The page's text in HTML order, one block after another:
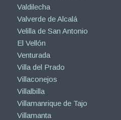
Valdilecha
Valverde de Alcalá
Velilla de San Antonio
El Vellón
Venturada
Villa del Prado
Villaconejos
Villalbilla
Villamanrique de Tajo
Villamanta